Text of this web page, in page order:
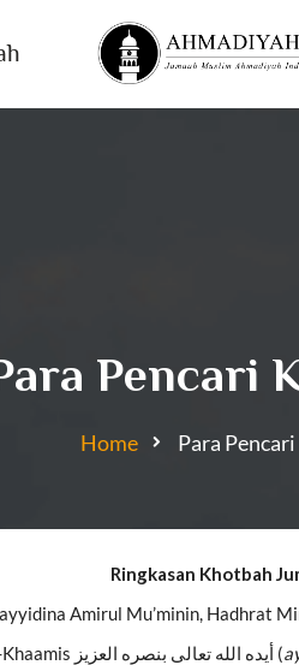
Pencari
Home Para
Ringkasan Khotbah
Amirul Mu’minin, Hadhrat
Khalifatul Masih al-Khaamis أيده الله تعالى بنصره العزيز (